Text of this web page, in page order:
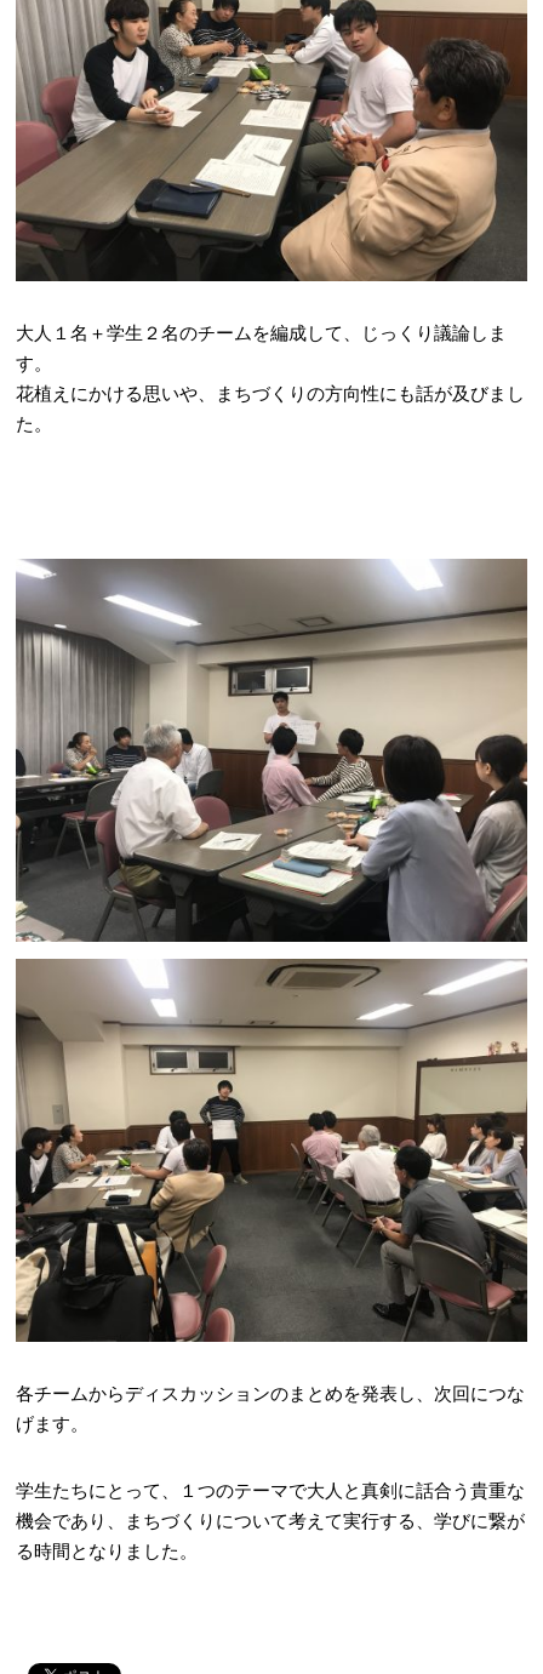
大人１名＋学生２名のチームを編成して、じっくり議論しま
す。
花植えにかける思いや、まちづくりの方向性にも話が及びまし
た。
各チームからディスカッションのまとめを発表し、次回につな
げます。
学生たちにとって、１つのテーマで大人と真剣に話合う貴重な
機会であり、まちづくりについて考えて実行する、学びに繋が
る時間となりました。